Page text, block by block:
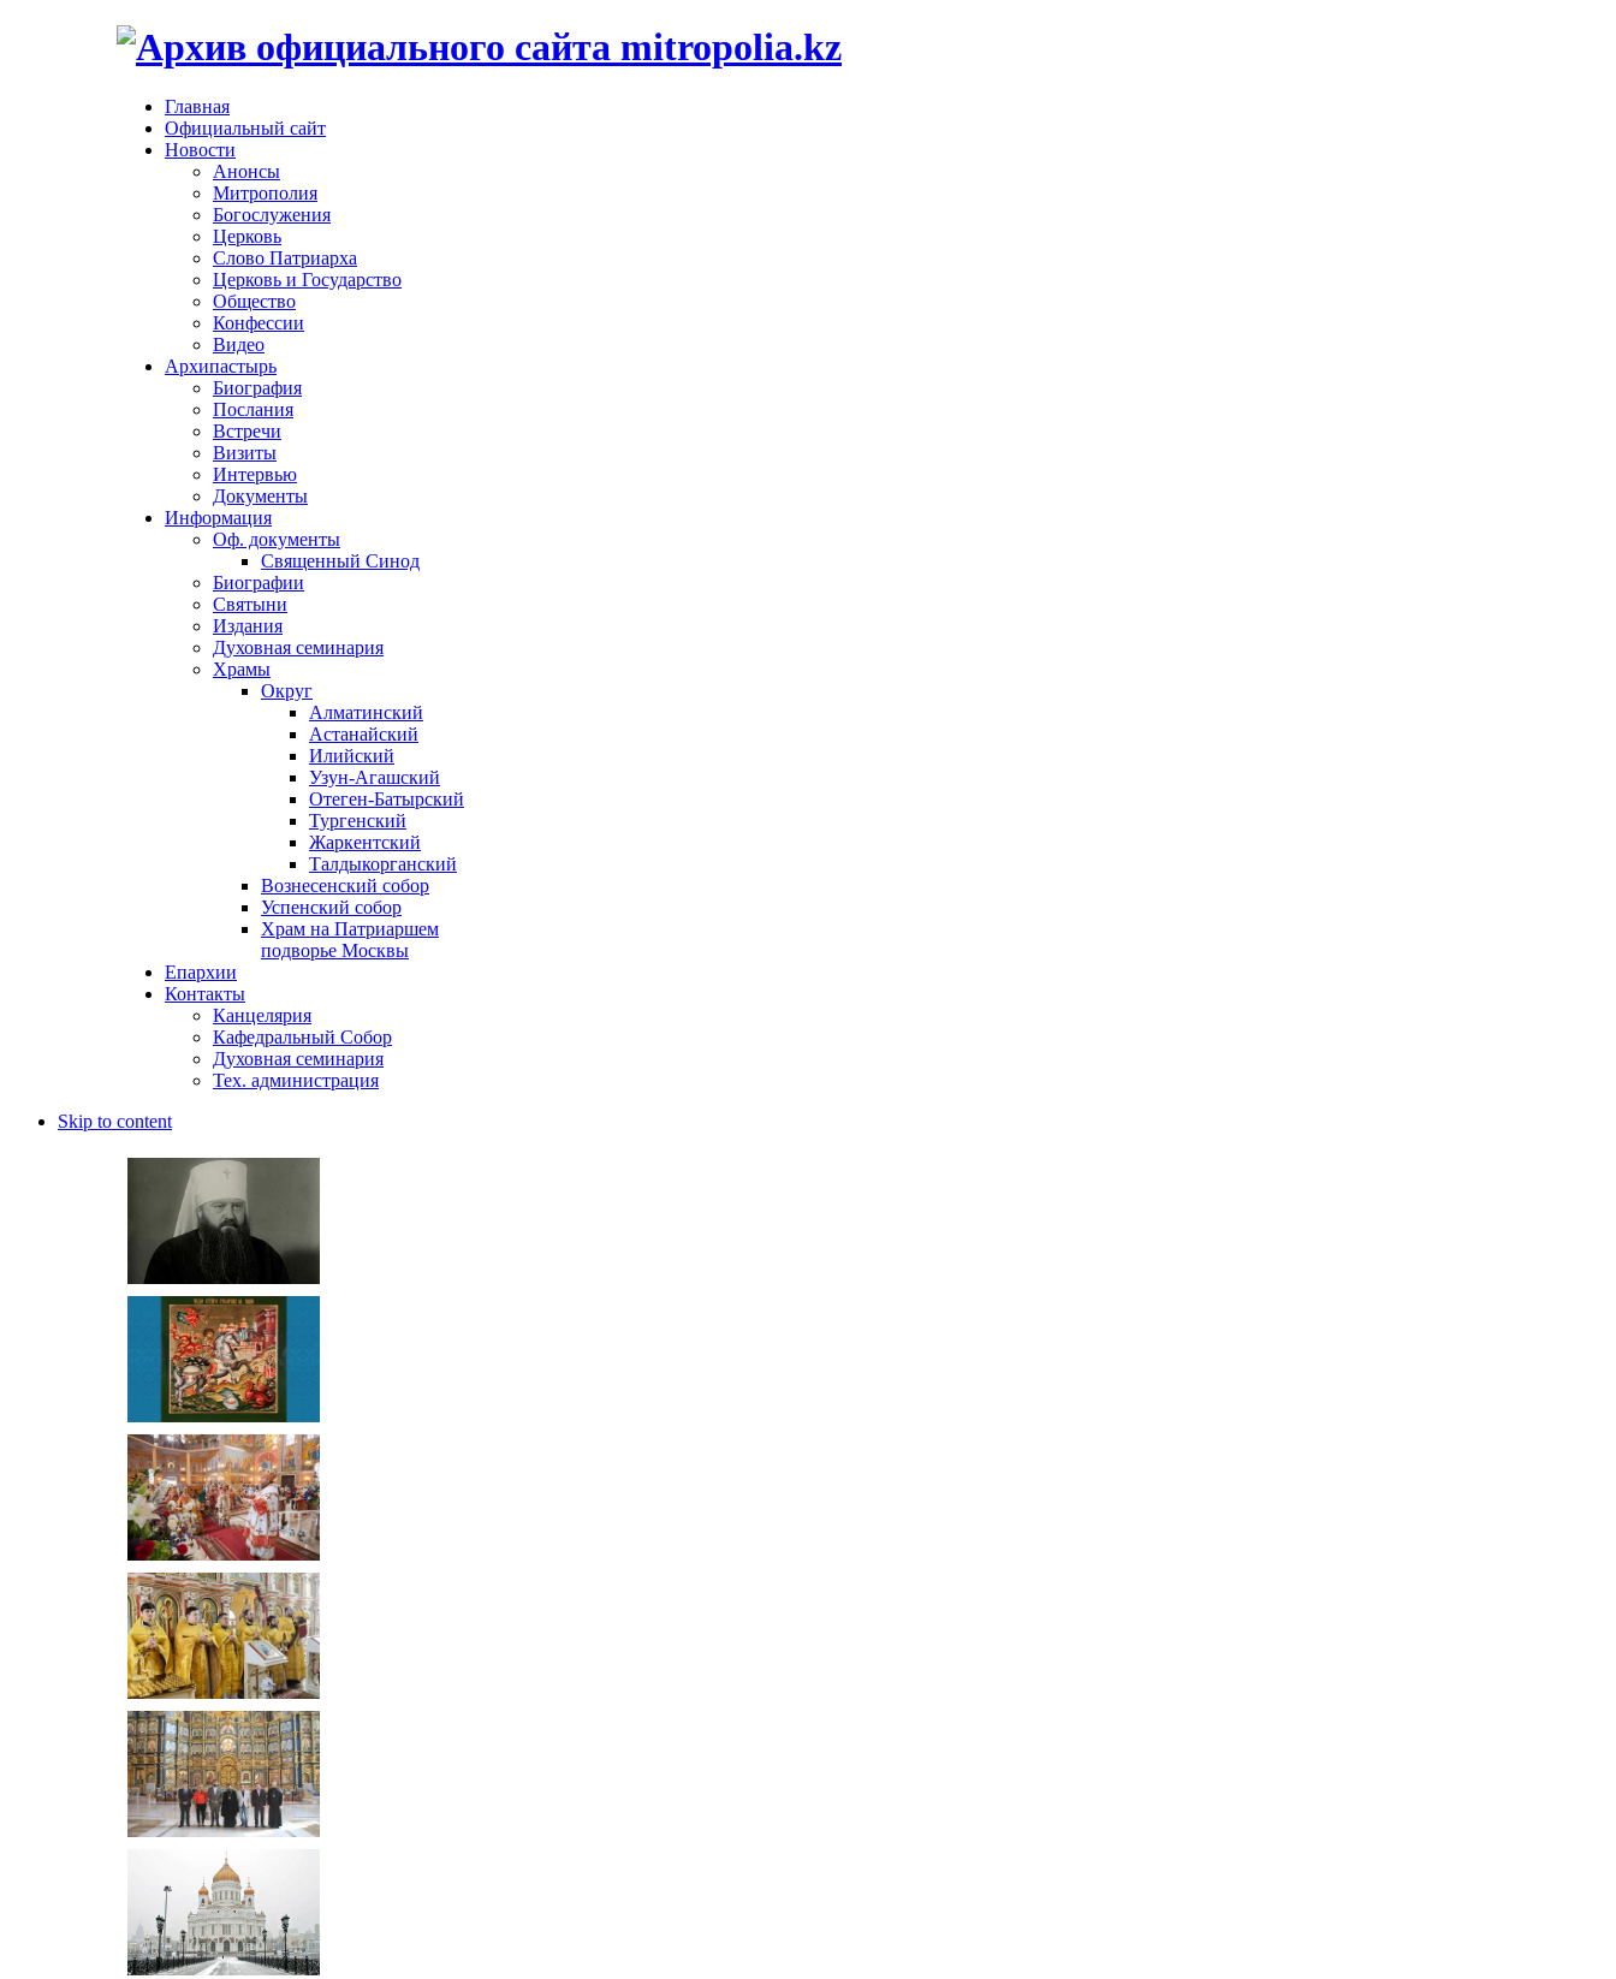
Главная
Официальный сайт
Новости
Анонсы
Митрополия
Богослужения
Церковь
Слово Патриарха
Церковь и Государство
Общество
Конфессии
Видео
Архипастырь
Биография
Послания
Встречи
Визиты
Интервью
Документы
Информация
Оф. документы
Священный Синод
Биографии
Святыни
Издания
Духовная семинария
Храмы
Округ
Алматинский
Астанайский
Илийский
Узун-Агашский
Отеген-Батырский
Тургенский
Жаркентский
Талдыкорганский
Вознесенский собор
Успенский собор
Храм на Патриаршем
подворье Москвы
Епархии
Контакты
Канцелярия
Кафедральный Собор
Духовная семинария
Тех. администрация
Skip to content